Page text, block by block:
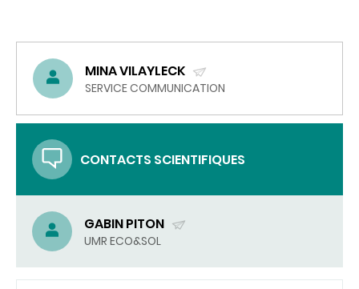
MINA VILAYLECK
(ENVOYER
COURRIEL)
SERVICE COMMUNICATION
CONTACTS SCIENTIFIQUES
GABIN PITON
(ENVOYER
COURRIEL)
UMR ECO&SOL